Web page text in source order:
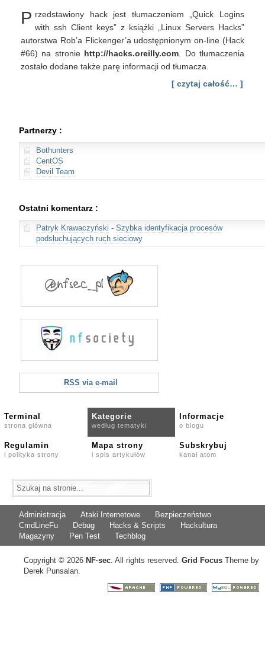
kluczy
Secure
P rzedstawiony hack jest tłumaczeniem „Quick Logins
with ssh Client keys” z książki „Linux Servers Hacks”
autorstwa Rob’a Flickenger’a udostępnionym on-line (Hack
#66) na stronie http://hacks.oreilly.com . Do tłumaczenia
zostało dodane także parę informacji od tłumacza.
[ czytaj całość… ]
Partnerzy :
Bothunters
CentOS
Devil Team
Ostatni komentarz :
Patryk Krawaczyński - Szybka identyfikacja procesów
podsłuchujących ruch sieciowy
RSS via e-mail
Terminal
strona główna
Kategorie
według tematyki
Informacje
o blogu
Regulamin
i polityka strony
Mapa strony
i spis artykułów
Subskrybuj
kanał atom
Administracja Ataki Internetowe
Bezpieczeństwo
CmdLineFu
Debug Hacks & Scripts
Hackultura
Magazyny
Pen Test Techblog
Copyright © 2026 NF·sec. All rights reserved. Grid Focus Theme by
Derek Punsalan.